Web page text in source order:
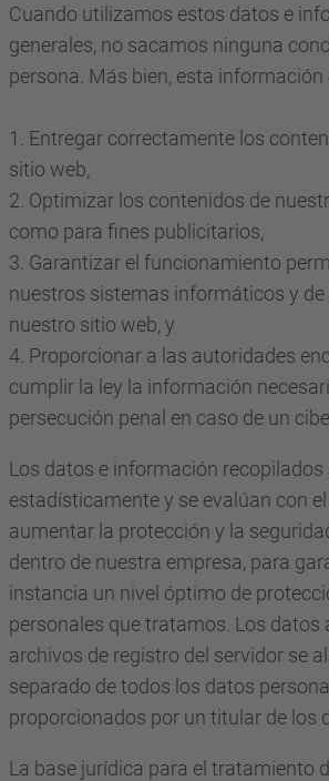
Cuando utilizamos estos datos e
generales, no sacamos ninguna
persona. Más bien, esta información
1. Entregar correctamente los
sitio web,
2. Optimizar los contenidos de
como para fines publicitarios,
3. Garantizar el funcionamiento
nuestros sistemas informáticos y
nuestro sitio web, y
4. Proporcionar a las autoridades
cumplir la ley la información
persecución penal en caso de un
Los datos e información recopilados
estadísticamente y se evalúan con
aumentar la protección y la
dentro de nuestra empresa, para
instancia un nivel óptimo de
personales que tratamos. Los datos
archivos de registro del servidor se
separado de todos los datos
proporcionados por un titular de los
La base jurídica para el tratamiento